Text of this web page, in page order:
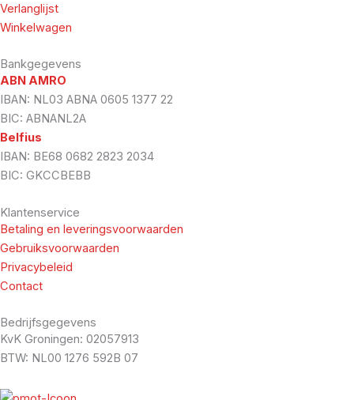
Verlanglijst
Winkelwagen
Bankgegevens
ABN AMRO
IBAN: NL03 ABNA 0605 1377 22
BIC: ABNANL2A
Belfius
IBAN: BE68 0682 2823 2034
BIC: GKCCBEBB
Klantenservice
Betaling en leveringsvoorwaarden
Gebruiksvoorwaarden
Privacybeleid
Contact
Bedrijfsgegevens
KvK Groningen: 02057913
BTW: NL00 1276 592B 07